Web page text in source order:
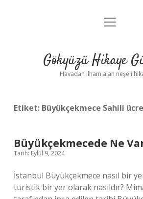
Anasayfa
Yasal Uyarı
menüyü
Gökyüzü Hikaye
Havadan ilham alan neşeli
Etiket: Büyükçekmece Sahili
Büyükçekmecede Ne
Tarih: Eylül 9, 2024
İstanbul Büyükçekmece nasıl bir
turistik bir yer olarak nasıldır?